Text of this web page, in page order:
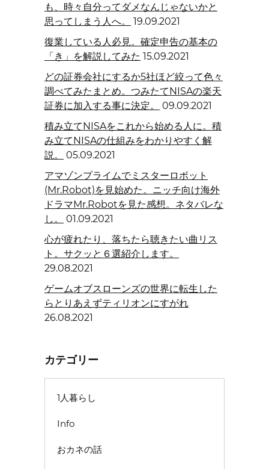
も、時々自分ってダメなんじゃないかと
思ってしまう人へ。
19.09.2021
復業している人必見。確定申告の基本の
「き」を解説してみた 15.09.2021
どの証券会社にするか5社ほど絞って色々
調べてみたまとめ。つみたてNISAの楽天
証券に加入する事に決定。
09.09.2021
積み立てNISAをこれから始める人に。積
み立てNISAの仕組みをわかりやすく解
説。
05.09.2021
アマゾンプライムでミスターロボット
(Mr.Robot)を見始めた。ニッチ向け海外
ドラマMr.Robotを見た感想。ネタバレな
し。
01.09.2021
心が疲れたり、落ちたら聴きたい曲リス
ト。サクッと６選紹介します。
29.08.2021
ゲームオブスローンズの世界に転生した
らとりあえずティリオンにすがれ
26.08.2021
カテゴリー
1人暮らし
Info
おカネの話